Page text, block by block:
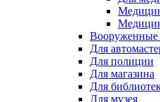
Вооруженные
Для
Для полиции
Для магазина
Для
Для музея